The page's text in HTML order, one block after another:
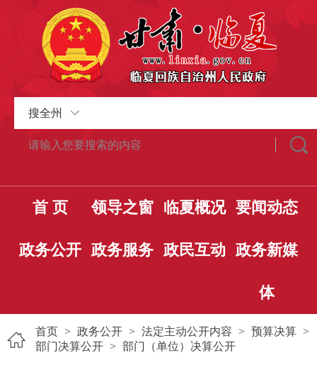
搜全州
首 页 领导之窗 临夏概况 要闻动态
政务公开 政务服务 政民互动 政务新媒
体
首页 > 政务公开 > 法定主动公开内容 > 预算决算 >
部门决算公开 > 部门（单位）决算公开